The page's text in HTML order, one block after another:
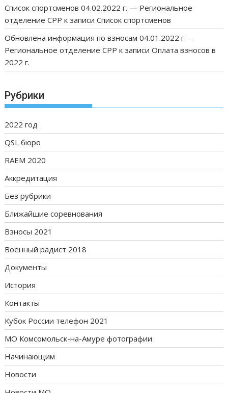
Список спортсменов 04.02.2022 г. — Региональное
отделение СРР к записиСписок спортсменов
Обновлена информация по взносам 04.01.2022 г —
Региональное отделение СРР к записиОплата взносов в
2022 г.
Рубрики
2022 год
QSL бюро
RAEM 2020
Аккредитация
Без рубрики
Ближайшие соревнования
Взносы 2021
Военный радист 2018
Документы
История
Контакты
Кубок России телефон 2021
МО Комсомольск-на-Амуре фотографии
Начинающим
Новости